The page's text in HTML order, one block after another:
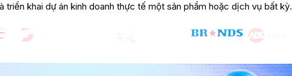
khai dự án kinh doanh thực tế một sản phẩm hoặc dịch vụ bất kỳ.